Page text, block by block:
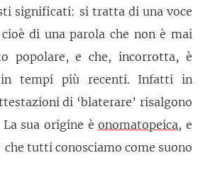
significati: si tratta di una voce
di una parola che non è mai
popolare, e che, incorrotta, è
in tempi più recenti. Infatti in
di ‘blaterare’ risalgono
La sua origine èonomatopeica, e
che tutti conosciamo come suono